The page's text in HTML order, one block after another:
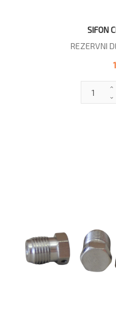
SIFON
REZERVNI